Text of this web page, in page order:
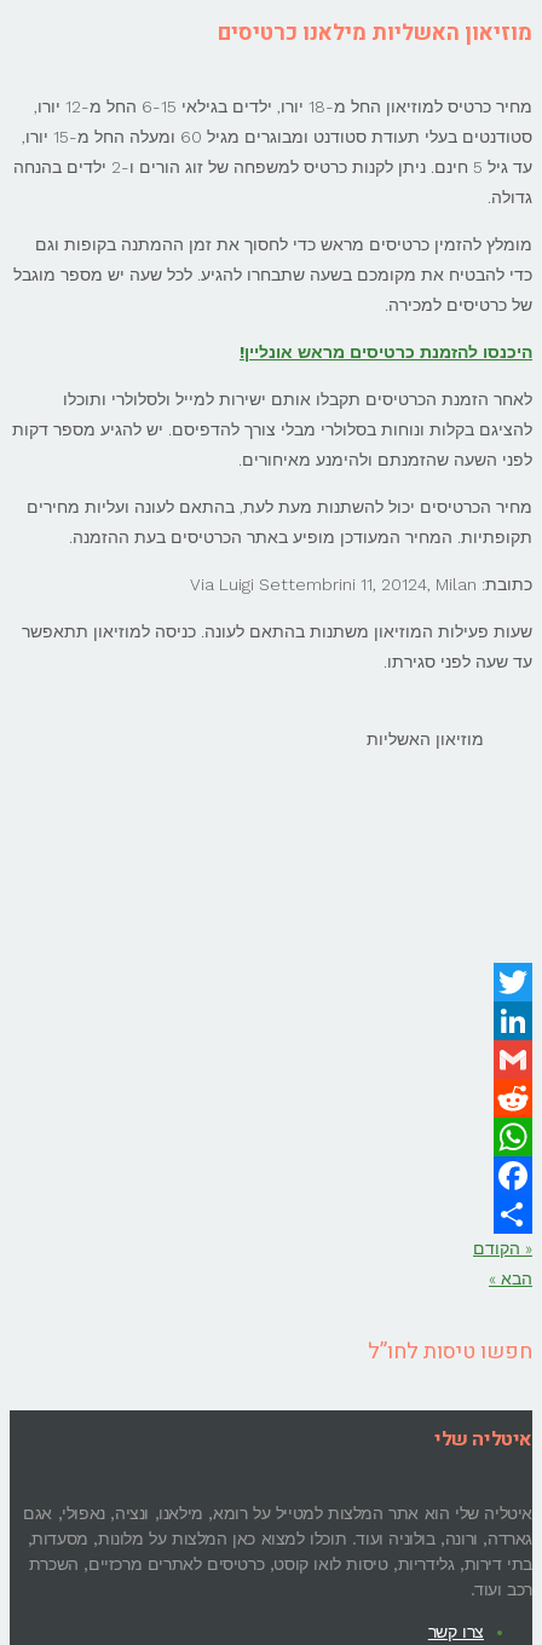
מוזיאון האשליות מילאנו כרטיסים
מחיר כרטיס למוזיאון החל מ-18 יורו, ילדים בגילאי 6-15 החל מ-12 יורו,
סטודנטים בעלי תעודת סטודנט ומבוגרים מגיל 60 ומעלה החל מ-15 יורו,
עד גיל 5 חינם. ניתן לקנות כרטיס למשפחה של זוג הורים ו-2 ילדים בהנחה
גדולה.
מומלץ להזמין כרטיסים מראש כדי לחסוך את זמן ההמתנה בקופות וגם
כדי להבטיח את מקומכם בשעה שתבחרו להגיע. לכל שעה יש מספר מוגבל
של כרטיסים למכירה.
היכנסו להזמנת כרטיסים מראש אונליין!
לאחר הזמנת הכרטיסים תקבלו אותם ישירות למייל ולסלולרי ותוכלו
להציגם בקלות ונוחות בסלולרי מבלי צורך להדפיסם. יש להגיע מספר דקות
לפני השעה שהזמנתם ולהימנע מאיחורים.
מחיר הכרטיסים יכול להשתנות מעת לעת, בהתאם לעונה ועליות מחירים
תקופתיות. המחיר המעודכן מופיע באתר הכרטיסים בעת ההזמנה.
כתובת: Via Luigi Settembrini 11, 20124, Milan
שעות פעילות המוזיאון משתנות בהתאם לעונה. כניסה למוזיאון תתאפשר
עד שעה לפני סגירתו.
מוזיאון האשליות
Twitter
LinkedIn
Gmail
Reddit
WhatsApp
Facebook
Share
« הקודם
הבא »
חפשו טיסות לחו”ל
איטליה שלי
איטליה שלי הוא אתר המלצות למטייל על רומא, מילאנו, ונציה, נאפולי, אגם
גארדה, ורונה, בולוניה ועוד. תוכלו למצוא כאן המלצות על מלונות, מסעדות,
בתי דירות, גלידריות, טיסות לואו קוסט, כרטיסים לאתרים מרכזיים, השכרת
רכב ועוד.
צרו קשר